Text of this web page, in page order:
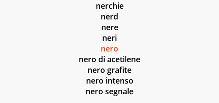
nerchie
nerd
nere
neri
nero
nero di acetilene
nero grafite
nero intenso
nero segnale